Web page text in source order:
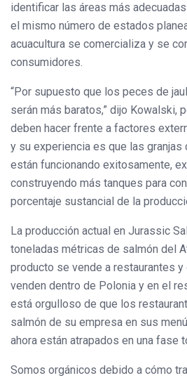
identificar las áreas más adecuadas
el mismo número de estados
acuacultura se comercializa y se
consumidores.
“Por supuesto que los peces de
serán más baratos,” dijo Kowalski,
deben hacer frente a factores
y su experiencia es que las
están funcionando exitosamente,
construyendo más tanques para
porcentaje sustancial de la
La producción actual en Jurassic
toneladas métricas de salmón del
producto se vende a restaurantes
venden dentro de Polonia y en el
está orgulloso de que los
salmón de su empresa en sus
ahora están atrapados en una fase
Somos orgánicos debido a cómo